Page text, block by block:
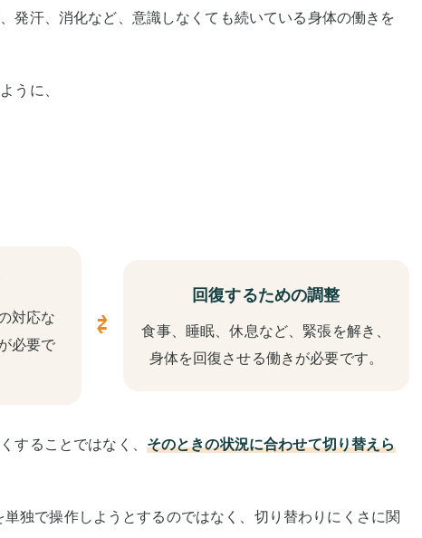
発汗、消化など、意識しなくても続いている身体の働きを
うに、
対応な
必要で
⇄
回復するための調整
食事、睡眠、休息など、緊張を解き、
身体を回復させる働きが必要です。
することではなく、 そのときの状況に合わせて切り替えら
独で操作しようとするのではなく、切り替わりにくさに関